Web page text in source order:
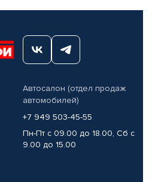
Автосалон (отдел продаж
автомобилей)
+7 949 503-45-55
Пн-Пт с 09.00 до 18.00, Сб с
9.00 до 15.00